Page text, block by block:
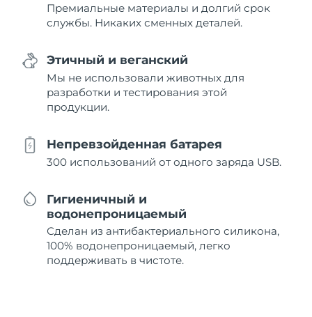
Премиальные материалы и долгий срок
службы. Никаких сменных деталей.
Этичный и веганский
Мы не использовали животных для
разработки и тестирования этой
продукции.
Непревзойденная батарея
300 использований от одного заряда USB.
Гигиеничный и
водонепроницаемый
Сделан из антибактериального силикона,
100% водонепроницаемый, легко
поддерживать в чистоте.